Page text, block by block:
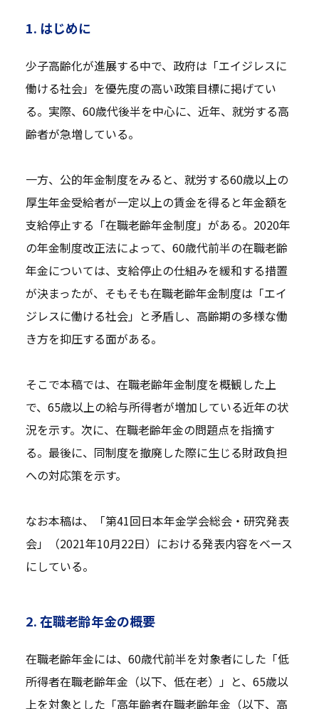
1. はじめに
少子高齢化が進展する中で、政府は「エイジレスに
働ける社会」を優先度の高い政策目標に掲げてい
る。実際、60歳代後半を中心に、近年、就労する高
齢者が急増している。
一方、公的年金制度をみると、就労する60歳以上の
厚生年金受給者が一定以上の賃金を得ると年金額を
支給停止する「在職老齢年金制度」がある。2020年
の年金制度改正法によって、60歳代前半の在職老齢
年金については、支給停止の仕組みを緩和する措置
が決まったが、そもそも在職老齢年金制度は「エイ
ジレスに働ける社会」と矛盾し、高齢期の多様な働
き方を抑圧する面がある。
そこで本稿では、在職老齢年金制度を概観した上
で、65歳以上の給与所得者が増加している近年の状
況を示す。次に、在職老齢年金の問題点を指摘す
る。最後に、同制度を撤廃した際に生じる財政負担
への対応策を示す。
なお本稿は、「第41回日本年金学会総会・研究発表
会」（2021年10月22日）における発表内容をベース
にしている。
2. 在職老齢年金の概要
在職老齢年金には、60歳代前半を対象者にした「低
所得者在職老齢年金（以下、低在老）」と、65歳以
上を対象とした「高年齢者在職老齢年金（以下、高